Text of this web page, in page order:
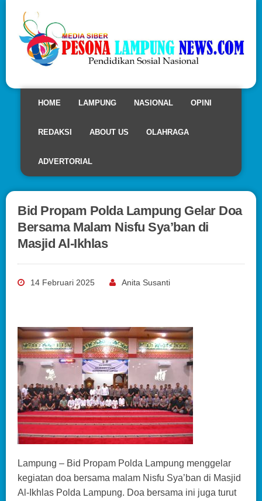
HOME LAMPUNG NASIONAL OPINI
REDAKSI ABOUT US OLAHRAGA
ADVERTORIAL
Bid Propam Polda Lampung Gelar Doa
Bersama Malam Nisfu Sya’ban di
Masjid Al-Ikhlas
14 Februari 2025 Anita Susanti
Lampung – Bid Propam Polda Lampung menggelar
kegiatan doa bersama malam Nisfu Sya’ban di Masjid
Al-Ikhlas Polda Lampung. Doa bersama ini juga turut